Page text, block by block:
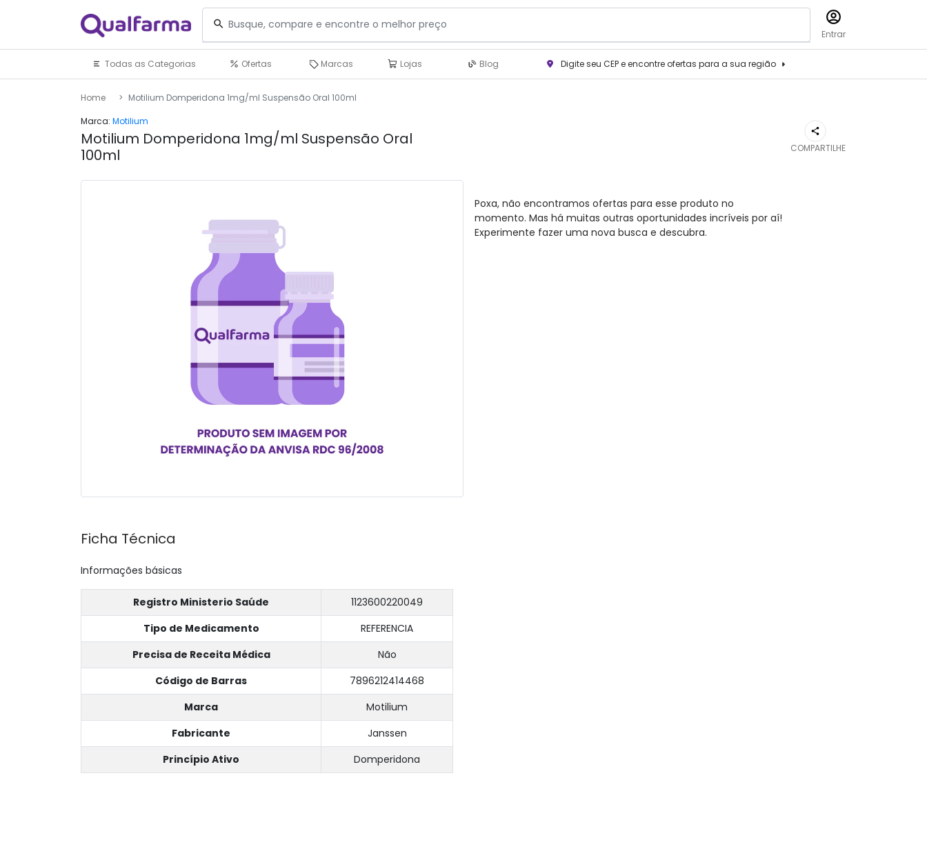
Entrar
Todas as Categorias Ofertas Marcas Lojas Blog Digite seu CEP e encontre ofertas para a sua região
Home
Motilium Domperidona 1mg/ml Suspensão Oral 100ml
Marca: Motilium
Motilium Domperidona 1mg/ml Suspensão Oral
100ml
COMPARTILHE
Poxa, não encontramos ofertas para esse produto no
momento. Mas há muitas outras oportunidades incríveis por aí!
Experimente fazer uma nova busca e descubra.
Ficha Técnica
Informações básicas
Registro Ministerio Saúde
1123600220049
Tipo de Medicamento
REFERENCIA
Precisa de Receita Médica
Não
Código de Barras
7896212414468
Marca
Motilium
Fabricante
Janssen
Princípio Ativo
Domperidona